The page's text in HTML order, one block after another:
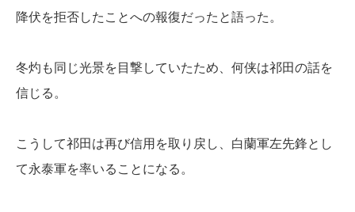
降伏を拒否したことへの報復だったと語った。
冬灼も同じ光景を目撃していたため、何侠は祁田の話を
信じる。
こうして祁田は再び信用を取り戻し、白蘭軍左先鋒とし
て永泰軍を率いることになる。